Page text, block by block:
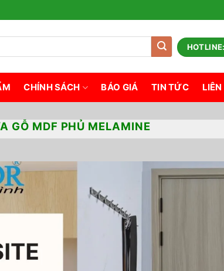
CHÍNH SÁCH BÁO GIÁ TIN TỨC LIÊN
GỖ MDF PHỦ MELAMINE